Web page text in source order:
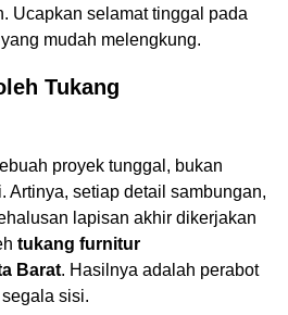
Ucapkan selamat tinggal pada
mudah melengkung.
Tukang
proyek tunggal, bukan
Artinya, setiap detail sambungan,
lapisan akhir dikerjakan
tukang furnitur
Barat. Hasilnya adalah perabot
sisi.